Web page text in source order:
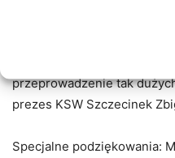
pozostałym za dobre walki.
przeprowadzenie tak
prezes KSW Szczecinek
Specjalne podziękowania: